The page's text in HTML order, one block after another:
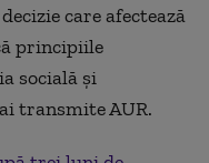
care afectează
principiile
socială și
transmite AUR.